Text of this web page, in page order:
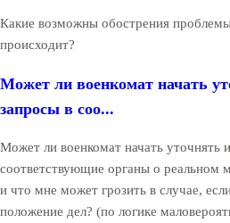
Какие возможны обострения
происходит?
Может ли военкомат начать
запросы в соо...
Может ли военкомат начать уточнять
соответствующие органы о реальном
и что мне может грозить в случае,
положение дел? (по логике